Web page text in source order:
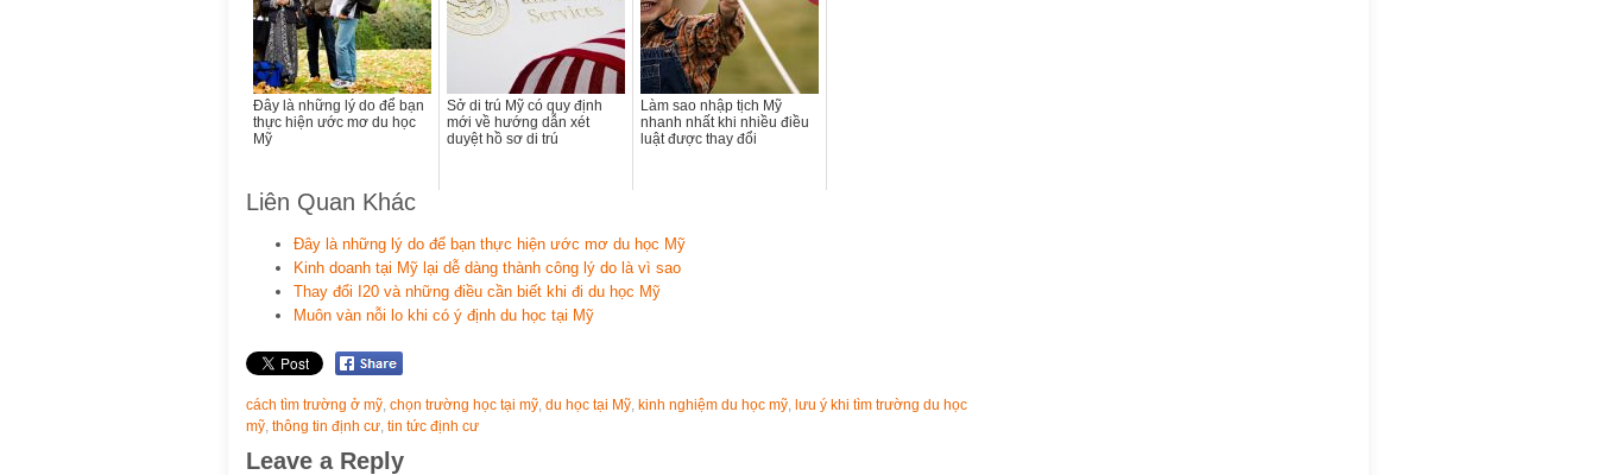
Đây là những lý do để bạn
thực hiện ước mơ du học
Mỹ
Sở di trú Mỹ có quy định
mới về hướng dẫn xét
duyệt hồ sơ di trú
Làm sao nhập tịch Mỹ
nhanh nhất khi nhiều điều
luật được thay đổi
Liên Quan Khác
Đây là những lý do để bạn thực hiện ước mơ du học Mỹ
Kinh doanh tại Mỹ lại dễ dàng thành công lý do là vì sao
Thay đổi I20 và những điều cần biết khi đi du học Mỹ
Muôn vàn nỗi lo khi có ý định du học tại Mỹ
cách tìm trường ở mỹ, chọn trường học tại mỹ, du học tại Mỹ, kinh nghiệm du học mỹ, lưu ý khi tìm trường du học
mỹ, thông tin định cư, tin tức định cư
Leave a Reply